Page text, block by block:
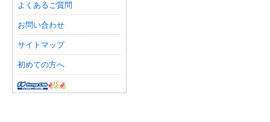
よくあるご質問
お問い合わせ
サイトマップ
初めての方へ